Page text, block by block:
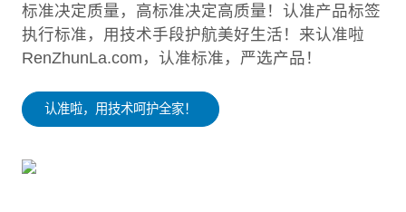
标准决定质量，高标准决定高质量！认准产品标签
执行标准，用技术手段护航美好生活！来认准啦
RenZhunLa.com，认准标准，严选产品！
认准啦，用技术呵护全家！